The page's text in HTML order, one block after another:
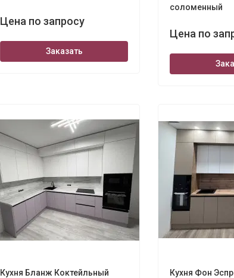
Цена по запросу
Заказать
соломенный
Цена по
Кухня Бланж Коктейльный Кухня Фон